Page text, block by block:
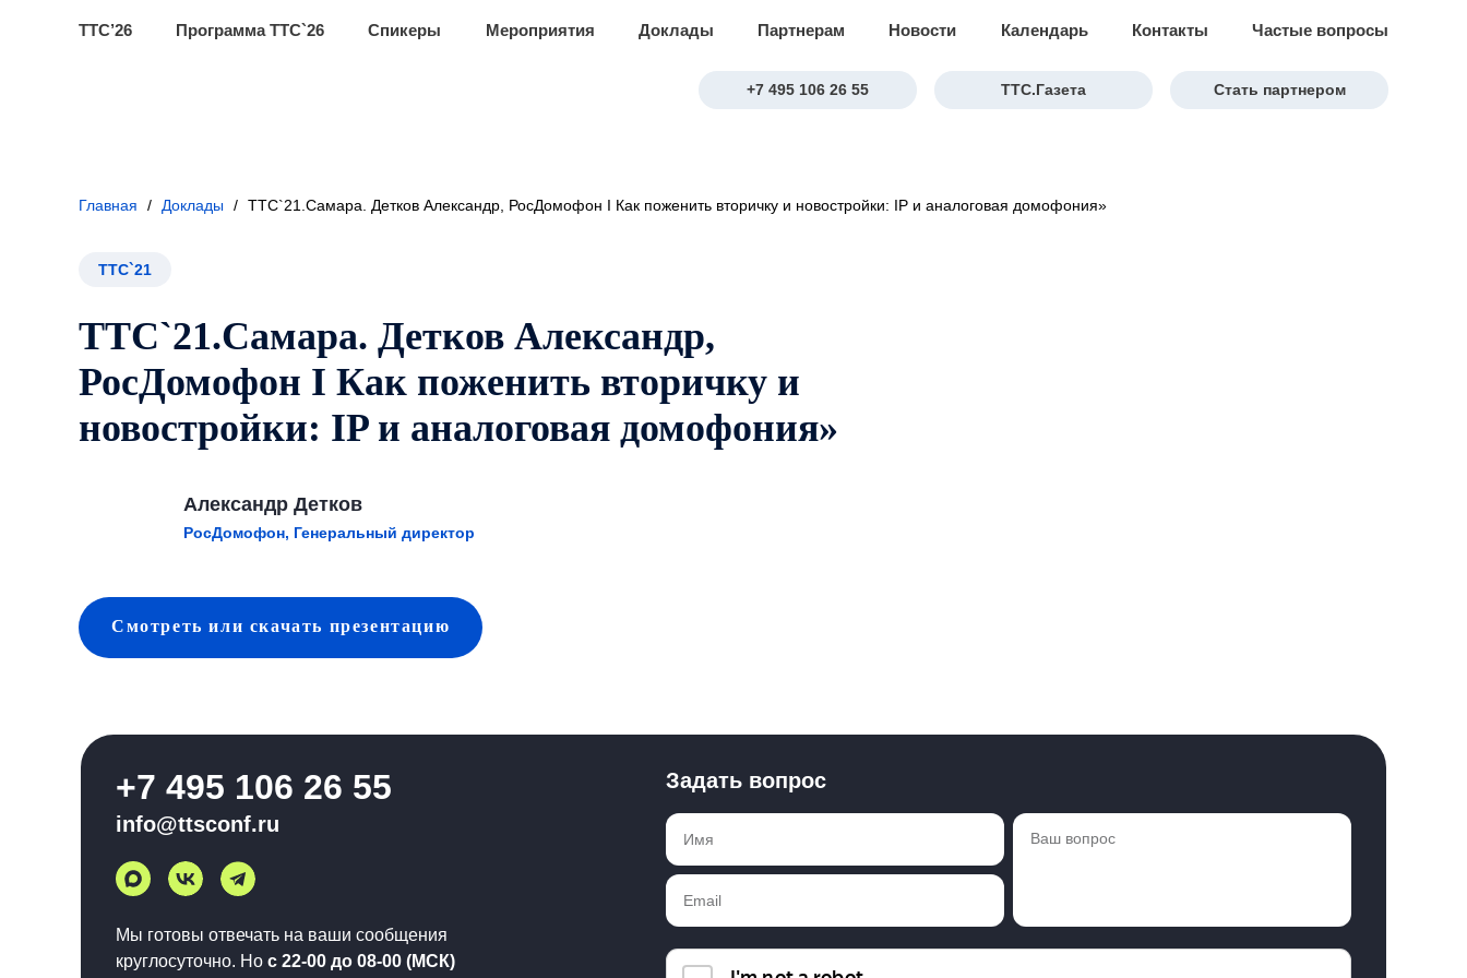
Стать партнером
ТТС.Газета
+7 495 106 26 55
ТТС’26 Программа ТТС`26 Спикеры Мероприятия Доклады Партнерам Новости Календарь Контакты Частые вопросы
Главная / Доклады / ТТС`21.Самара. Детков Александр, РосДомофон I Как поженить вторичку и новостройки: IP и аналоговая домофония»
ТТС`21
ТТС`21.Самара. Детков Александр,
РосДомофон I Как поженить вторичку и
новостройки: IP и аналоговая домофония»
Александр Детков
РосДомофон, Генеральный директор
Смотретьили скачать презентацию
+7 495 106 26 55
info@ttsconf.ru
Мы готовы отвечать на ваши сообщения
круглосуточно. Но с 22-00 до 08-00 (МСК)
Задать вопрос